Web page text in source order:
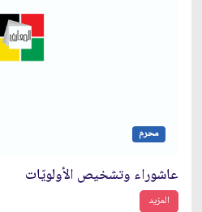
محرم
عاشوراء وتشخيص الأولويّات
المزيد